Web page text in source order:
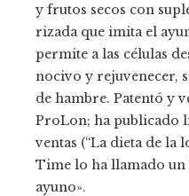
y frutos secos con
rizada que imita el
permite a las células
nocivo y rejuvenecer,
de hambre. Patentó y
ProLon; ha publicado
ventas (“La dieta de la
Time lo ha llamado un
ayuno».